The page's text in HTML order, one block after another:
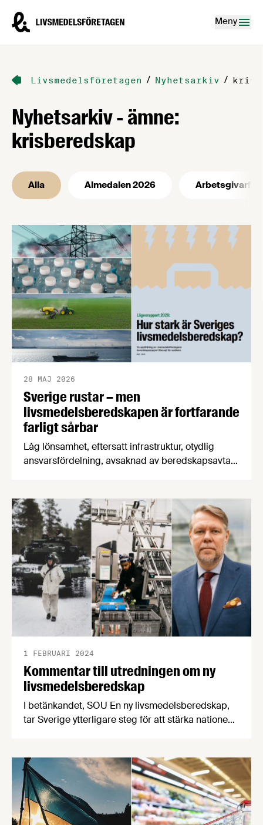
Livsmedelsföretagen – till startsidan
Meny
Livsmedelsföretagen / Nyhetsarkiv /
Nyhetsarkiv - ämne:
krisberedskap
Alla Almedalen 2026
Sverige rustar – men
livsmedelsberedskapen är fortfarande
farligt sårbar
28 MAJ 2026
Låg lönsamhet, eftersatt infrastruktur, otydlig
ansvarsfördelning, avsaknad av beredskapsavtal
krig. Det visar en ny beredskapsrapport från
Livsmedelsföretagen som också konstaterar att
produktionen av svenska livsmedel minskar i en
tid när produktionen måste öka för att stärka
beredskapen.
Kommentar till utredningen om ny
livsmedelsberedskap
1 FEBRUARI 2024
I betänkandet, SOU En ny livsmedelsberedskap,
tar Sverige ytterligare steg för att stärka nationens
utredningens expertgrupp, understryker att en
uppdaterad livsmedelsstrategi behövs för att göra
matproduktion i Sverige mer kostnadseffektiv och
enklare, med potential att göra livsmedel till en
betydande svensk exportvara.